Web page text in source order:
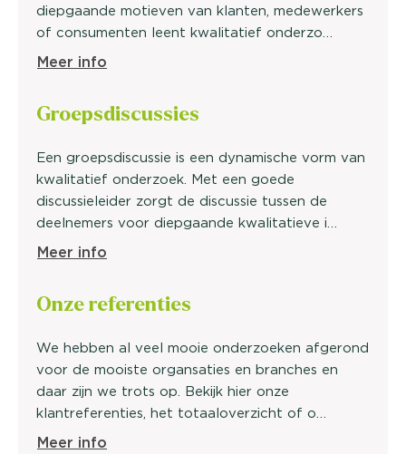
diepgaande motieven van klanten, medewerkers
of consumenten leent kwalitatief onderzo…
Meer info
Groepsdiscussies
Een groepsdiscussie is een dynamische vorm van
kwalitatief onderzoek. Met een goede
discussieleider zorgt de discussie tussen de
deelnemers voor diepgaande kwalitatieve i…
Meer info
Onzereferenties
We hebben al veel mooie onderzoeken afgerond
voor de mooiste organsaties en branches en
daar zijn we trots op. Bekijk hier onze
klantreferenties, het totaaloverzicht of o…
Meer info